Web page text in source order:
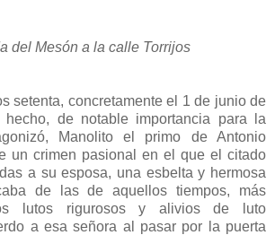
del Mesón a la calle Torrijos
setenta, concretamente el 1 de junio de
de notable importancia para la
Manolito el primo de Antonio
un crimen pasional en el que el citado
a su esposa, una esbelta y hermosa
de las de aquellos tiempos, más
lutos rigurosos y alivios de luto
a esa señora al pasar por la puerta